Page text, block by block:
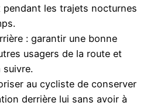
les trajets nocturnes
: garantir une bonne
usagers de la route et
suivre.
au cycliste de conserver
derrière lui sans avoir à